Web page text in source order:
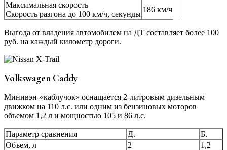
Максимальная скорость
Скорость разгона до 100 км/ч, секунды
186 км/ч
Выгода от владения автомобилем на ДТ составляет более 100
руб. на каждый километр дороги.
Volkswagen Caddy
Минивэн-«каблучок» оснащается 2-литровым дизельным
движком на 110 л.с. или одним из бензиновых моторов
объемом 1,2 л и мощностью 105 и 86 л.с.
Параметр сравнения Д.
Б.
Объем, л
2
1,2